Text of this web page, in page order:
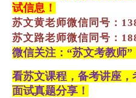
试信息！
苏文黄老师微信同号：
苏文路老师微信同号：
微信关注： “苏文考教师”
看苏文课程，备考讲座
面试真题分享！